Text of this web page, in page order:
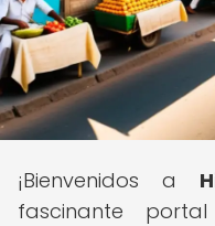
¡Bienvenidos a
fascinante